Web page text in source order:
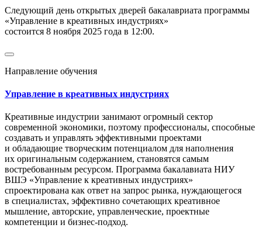
Следующий день открытых дверей бакалавриата программы
«Управление в креативных индустриях»
состоится 8 ноября 2025 года в 12:00.
Направление обучения
Управление в креативных индустриях
Креативные индустрии занимают огромный сектор
современной экономики, поэтому профессионалы, способные
создавать и управлять эффективными проектами
и обладающие творческим потенциалом для наполнения
их оригинальным содержанием, становятся самым
востребованным ресурсом. Программа бакалавиата НИУ
ВШЭ «Управление к креативных индустриях»
спроектирована как ответ на запрос рынка, нуждающегося
в специалистах, эффективно сочетающих креативное
мышление, авторские, управленческие, проектные
компетенции и бизнес-подход.